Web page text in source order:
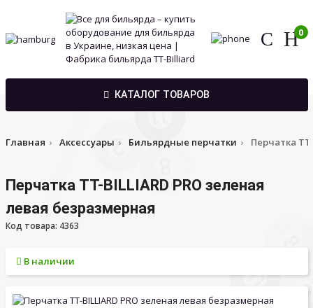
0
КАТАЛОГ ТОВАРОВ
Главная Аксессуары Бильярдные перчатки Перчатка
Перчатка TT-BILLIARD PRO зеленая
левая безразмерная
Код товара: 4363
В наличии